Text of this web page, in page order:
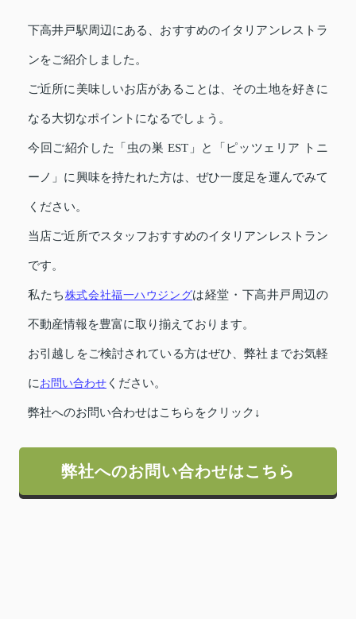
下高井戸駅周辺にある、おすすめのイタリアンレストラ
ンをご紹介しました。
ご近所に美味しいお店があることは、その土地を好きに
なる大切なポイントになるでしょう。
今回ご紹介した「虫の巣 EST」と「ピッツェリア トニ
ーノ」に興味を持たれた方は、ぜひ一度足を運んでみて
ください。
当店ご近所でスタッフおすすめのイタリアンレストラン
です。
私たち株式会社福一ハウジングは経堂・下高井戸周辺の
不動産情報を豊富に取り揃えております。
お引越しをご検討されている方はぜひ、弊社までお気軽
にお問い合わせ ください。
弊社へのお問い合わせはこちらをクリック↓
弊社へのお問い合わせはこちら